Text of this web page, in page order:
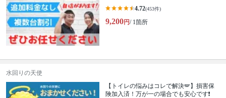
4.72(453件)
9,200円/ 1箇所
水回りの天使
【トイレの悩みはコレで解決🪽】損害保
険加入済！万が一の場合でも安心です❗️